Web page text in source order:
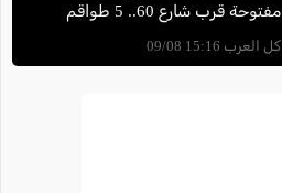
مفتوحة قرب شارع 60.. 5 طواقم
تعمل على منع انتشاره
كل العرب 15:16 09/08